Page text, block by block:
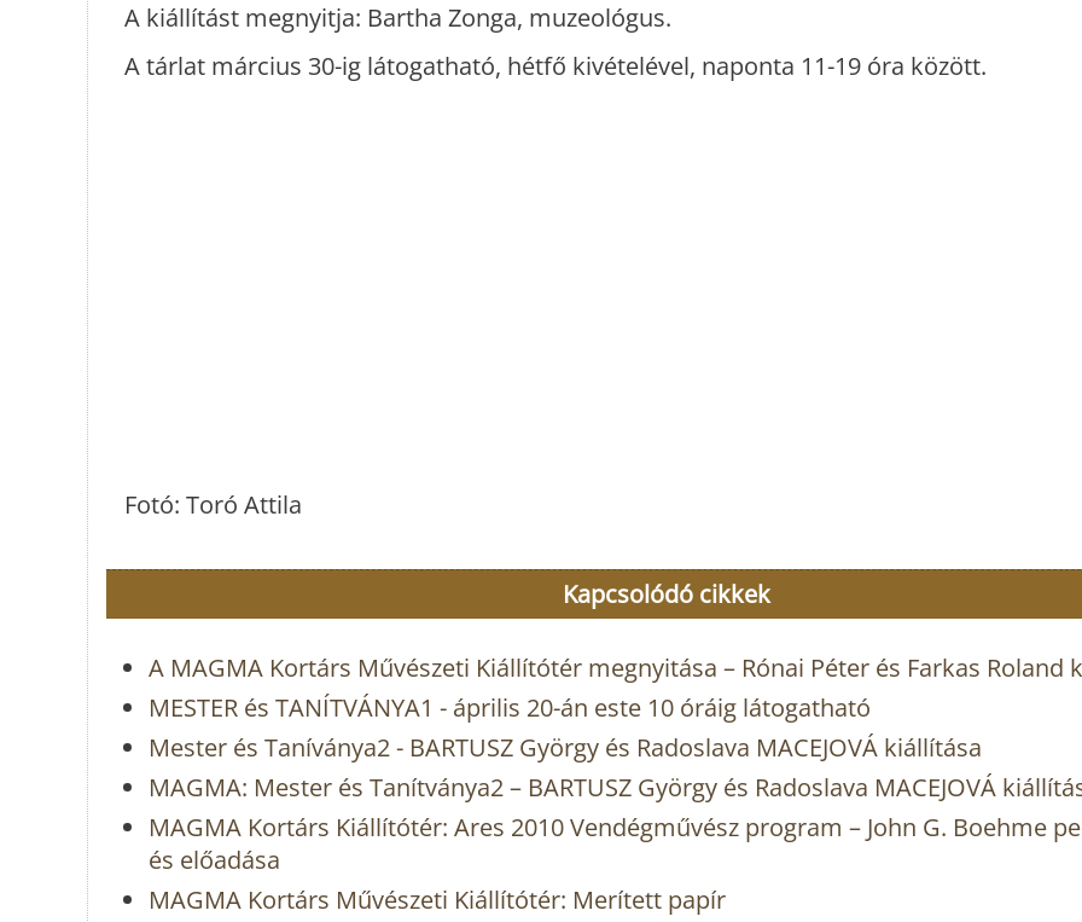
A kiállítást megnyitja: Bartha Zonga, muzeológus.
A tárlat március 30-ig látogatható, hétfő kivételével, naponta 11-19 óra között.
Fotó: Toró Attila
Kapcsolódó cikkek
A MAGMA Kortárs Művészeti Kiállítótér megnyitása – Rónai Péter és Farkas Roland
MESTER és TANÍTVÁNYA1 - április 20-án este 10 óráig látogatható
Mester és Taníványa2 - BARTUSZ György és Radoslava MACEJOVÁ kiállítása
MAGMA: Mester és Tanítványa2 – BARTUSZ György és Radoslava MACEJOVÁ
MAGMA Kortárs Kiállítótér: Ares 2010 Vendégművész program – John G. Boehme
és előadása
MAGMA Kortárs Művészeti Kiállítótér: Merített papír